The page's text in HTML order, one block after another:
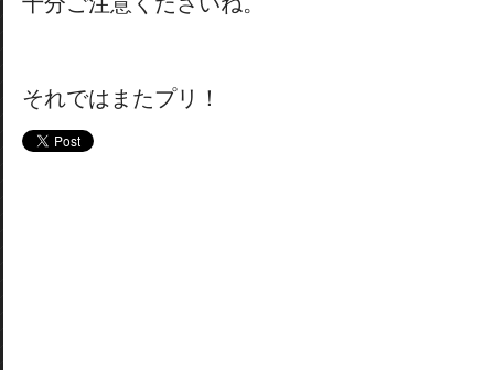
それではまたプリ！